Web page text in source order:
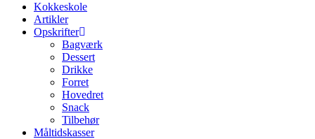
Kokkeskole
Artikler
Opskrifter
Bagværk
Dessert
Drikke
Forret
Hovedret
Snack
Tilbehør
Måltidskasser